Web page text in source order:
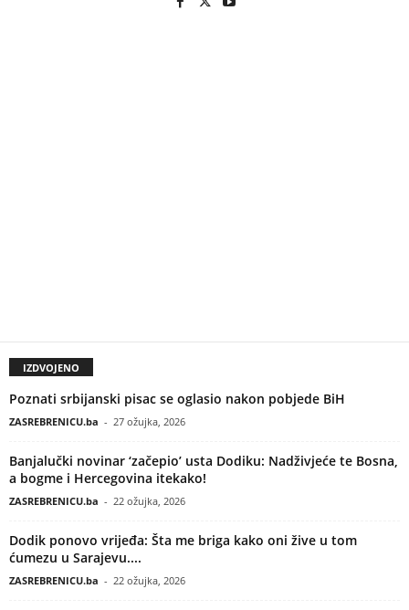
IZDVOJENO
Poznati srbijanski pisac se oglasio nakon pobjede BiH
ZASREBRENICU.ba - 27 ožujka, 2026
Banjalučki novinar ‘začepio’ usta Dodiku: Nadživjeće te Bosna,
a bogme i Hercegovina itekako!
ZASREBRENICU.ba - 22 ožujka, 2026
Dodik ponovo vrijeđa: Šta me briga kako oni žive u tom
ćumezu u Sarajevu....
ZASREBRENICU.ba - 22 ožujka, 2026